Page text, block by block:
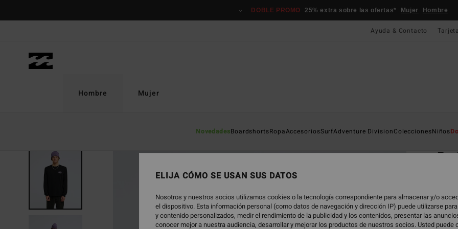
producto
DOBLE PROMO 25% extra sobre las ofertas* Mujer Hombre
Ayuda & Contacto
Hombre
NovedadesBoardshortsRopaAccesoriosSurfAdventure DivisionColeccionesNiños
Mujer
Re
ECO-
ELIJA CÓMO SE USAN SUS DATOS
Nosotros y nuestros socios utilizamos cookies o la tecnología correspondiente para almacenar y/o
el dispositivo. Esta información personal (como datos de navegación y dirección IP) puede utilizarse
y contenido personalizados, medir el rendimiento de la publicidad y los contenidos, presentar las
conocer mejor a nuestra audiencia, desarrollar y mejorar los productos de nuestros socios. Usted puede